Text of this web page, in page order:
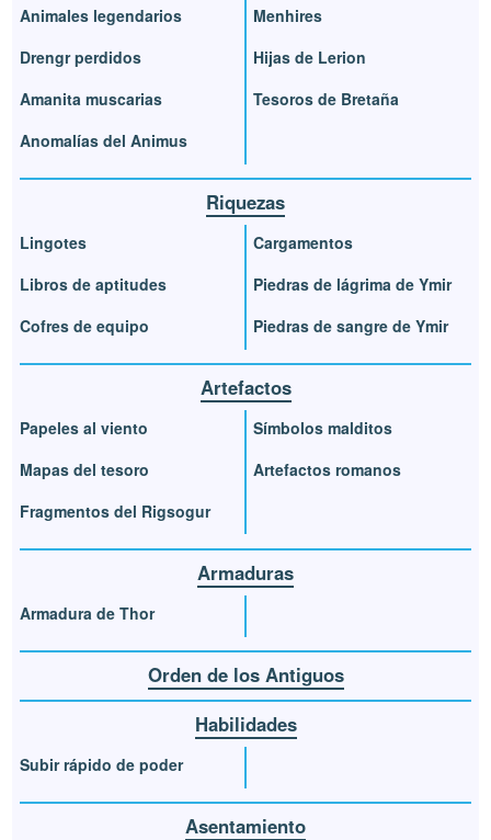
Animales legendarios
Drengr perdidos
Amanita muscarias
Anomalías del Animus
Menhires
Hijas de Lerion
Tesoros de Bretaña
Riquezas
Lingotes
Libros de aptitudes
Cofres de equipo
Cargamentos
Piedras de lágrima de Ymir
Piedras de sangre de Ymir
Artefactos
Papeles al viento
Mapas del tesoro
Fragmentos del Rigsogur
Símbolos malditos
Artefactos romanos
Armaduras
Armadura de Thor
Orden de los Antiguos
Habilidades
Subir rápido de poder
Asentamiento